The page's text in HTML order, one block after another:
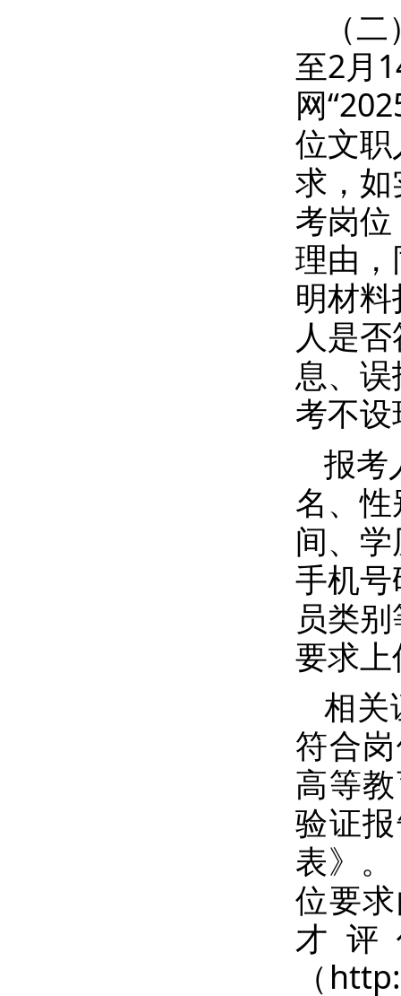
（
至2月
网
位文
求，
考岗
理由
明材
人是
息、
考不
报考
名、
间、
手机
员类
要求
相关
符合
高等
验证
表》
位要
才
（